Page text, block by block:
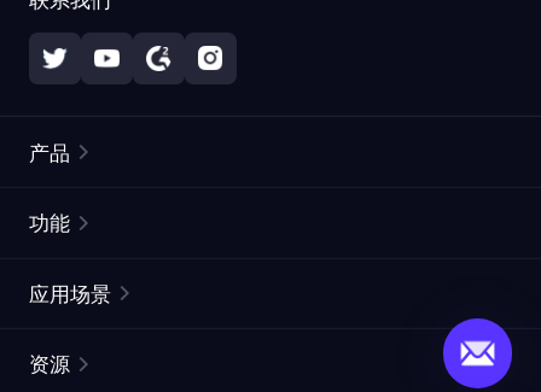
产品
静态住宅代理
功能
ISP代理
应用场景
资源